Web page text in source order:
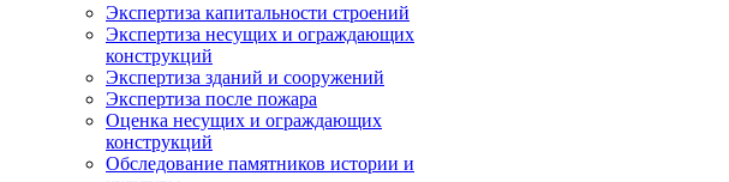
Экспертиза капитальности строений
Экспертиза несущих и ограждающих
конструкций
Экспертиза зданий и сооружений
Экспертиза после пожара
Оценка несущих и ограждающих
конструкций
Обследование памятников истории и